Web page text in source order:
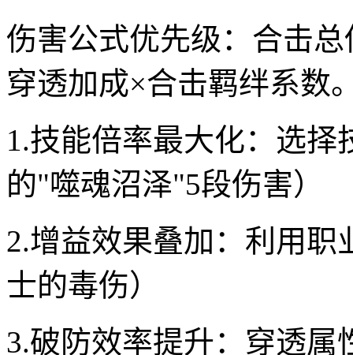
伤害公式优先级：合击
穿透加成×合击羁绊系数
1.技能倍率最大化：选
的"噬魂沼泽"5段伤害）
2.增益效果叠加：利用职
士的毒伤）
3.破防效率提升：穿透属